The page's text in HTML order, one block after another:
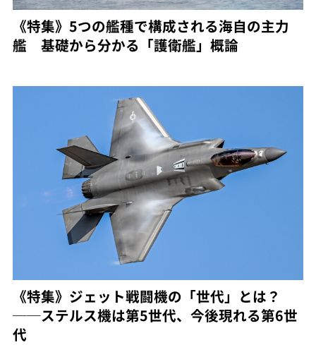
《特集》5つの艦種で構成される海自の主力
艦 基礎から分かる「護衛艦」概論
《特集》ジェット戦闘機の「世代」とは？
──ステルス機は第5世代、今後現れる第6世
代